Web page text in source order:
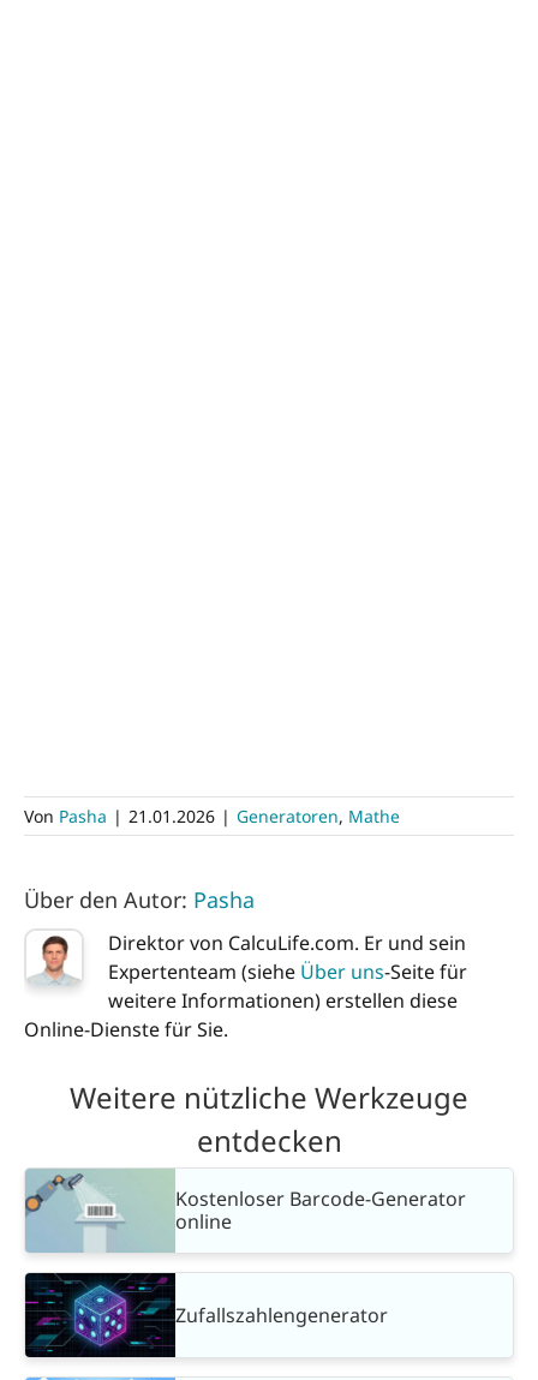
Von Pasha | 21.01.2026 | Generatoren, Mathe
Über den Autor: Pasha
Direktor von CalcuLife.com. Er und sein
Expertenteam (siehe Über uns-Seite für
weitere Informationen) erstellen diese
Online-Dienste für Sie.
Weitere nützliche Werkzeuge
entdecken
Kostenloser Barcode-Generator
online
Zufallszahlengenerator